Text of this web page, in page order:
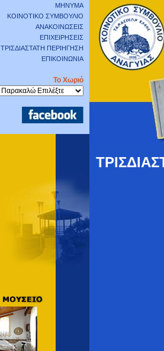
ΜΗΝΥΜΑ
ΚΟΙΝΟΤΙΚΟ ΣΥΜΒΟΥΛΙΟ
ΑΝΑΚΟΙΝΩΣΕΙΣ
ΕΠΙΧΕΙΡΗΣΕΙΣ
ΤΡΙΣΔΙΑΣΤΑΤΗ ΠΕΡΙΗΓΗΣΗ
ΕΠΙΚΟΙΝΩΝΙΑ
Το Χωριό